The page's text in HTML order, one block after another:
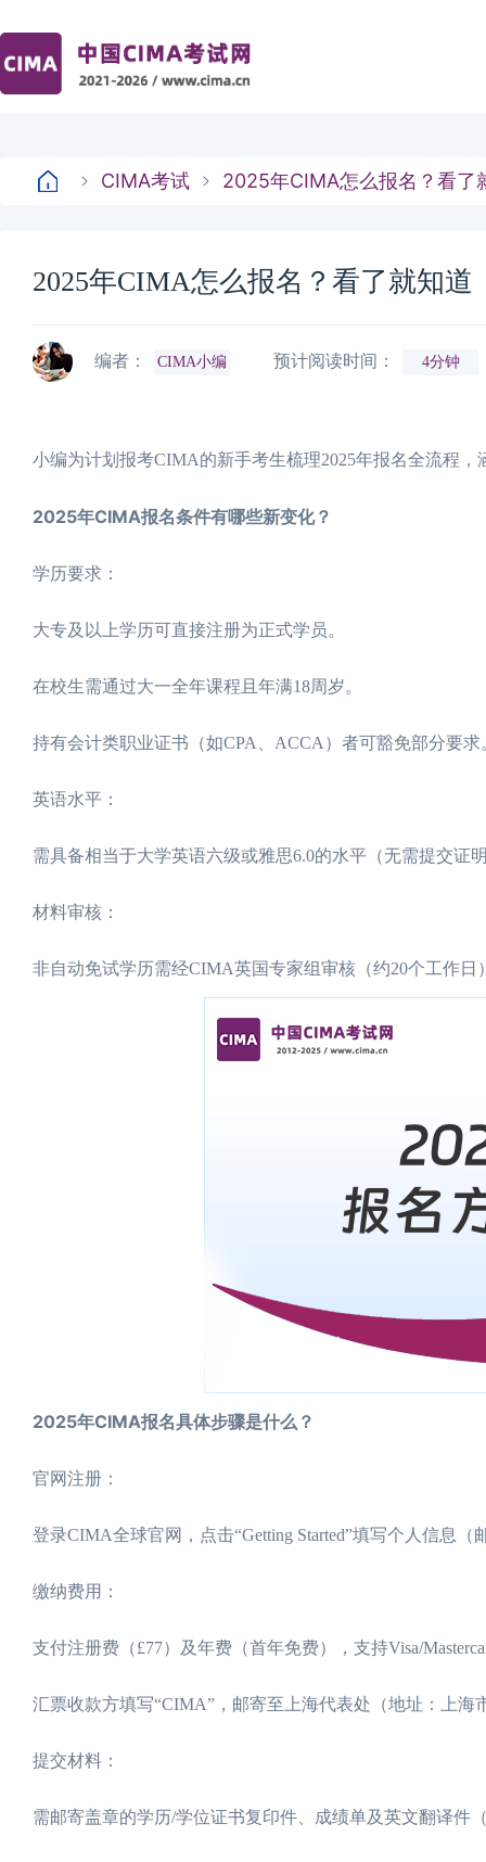
CIMA考试 2025年CIMA怎么报名？看了
2025年CIMA怎么报名？看了就知道
编者： CIMA小编 预计阅读时间： 4分钟
小编为计划报考CIMA的新手考生梳理2025年报名全流程
2025年CIMA报名条件有哪些新变化？
学历要求：
大专及以上学历可直接注册为正式学员。
在校生需通过大一全年课程且年满18周岁。
持有会计类职业证书（如CPA、ACCA）者可豁免部分要求
英语水平：
需具备相当于大学英语六级或雅思6.0的水平（无需提交证
材料审核：
非自动免试学历需经CIMA英国专家组审核（约20个工作日
2025年CIMA报名具体步骤是什么？
官网注册：
登录CIMA全球官网，点击“Getting Started”填写个人信息（
缴纳费用：
支付注册费（£77）及年费（首年免费），支持Visa/
汇票收款方填写“CIMA”，邮寄至上海代表处（地址：上海
提交材料：
需邮寄盖章的学历/学位证书复印件、成绩单及英文翻译件